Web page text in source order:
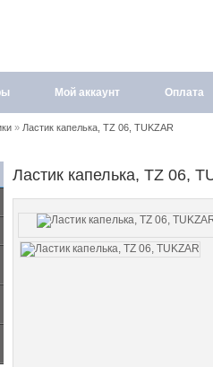
Мой аккаунт Оплата
» Ластик капелька, TZ 06, TUKZAR
Ластик капелька, TZ 06,